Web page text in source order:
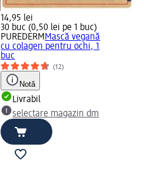
14,95 lei
30 buc (0,50 lei pe 1 buc)
PUREDERMMască vegană
cu colagen pentru ochi, 1
buc
(12)
Notă
Livrabil
selectare magazin dm